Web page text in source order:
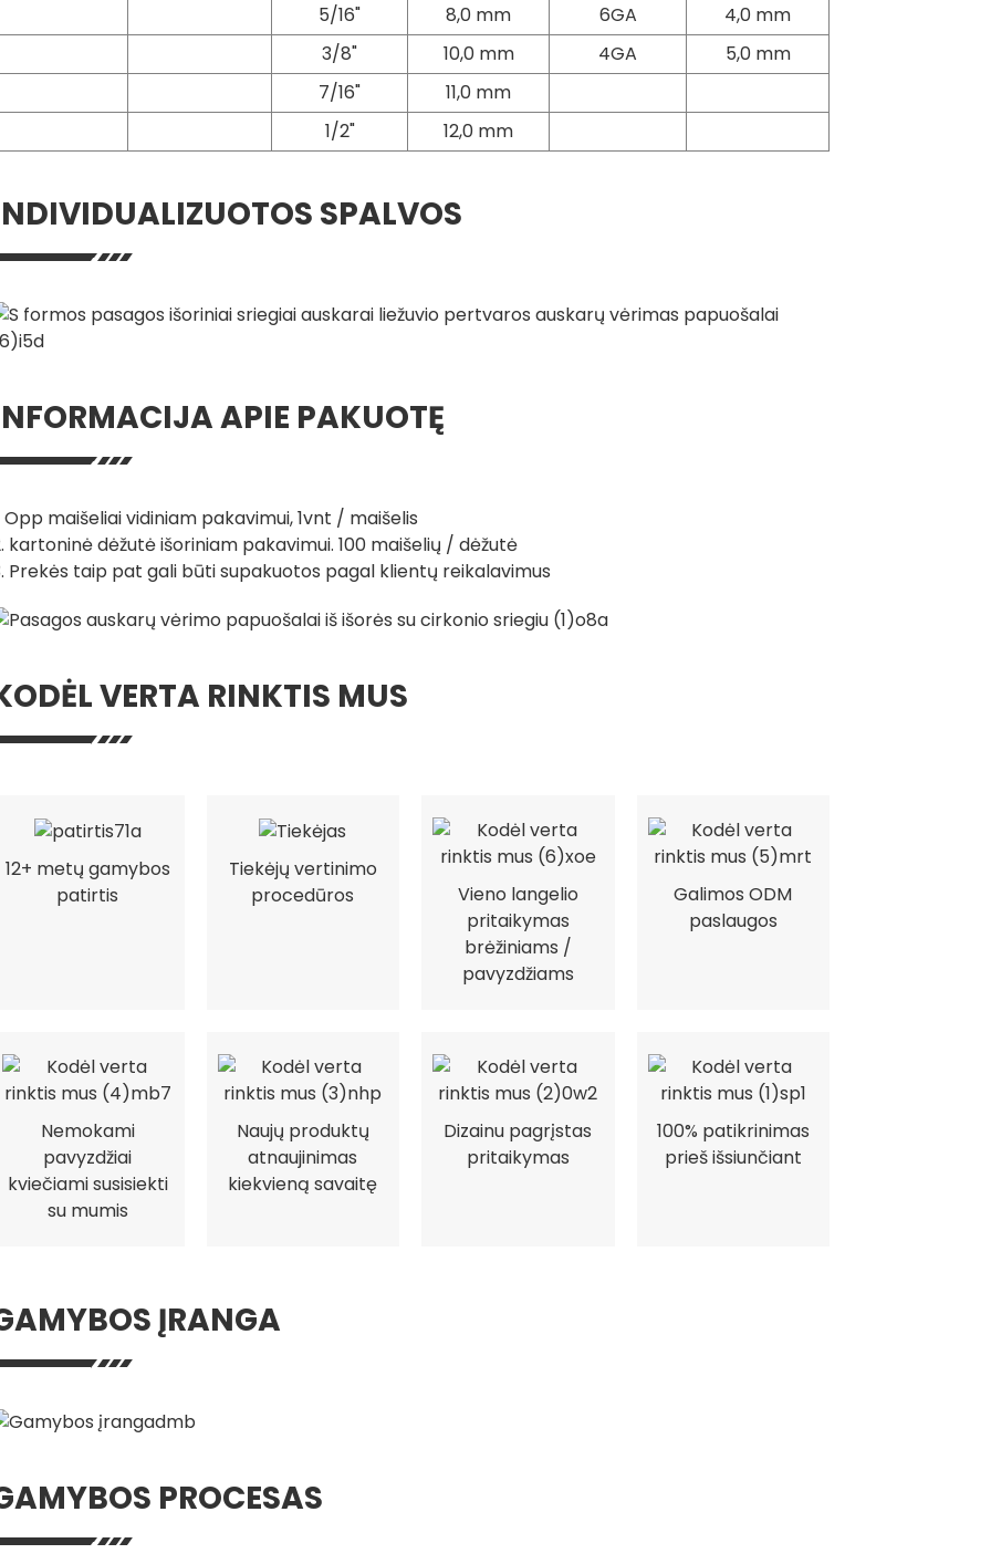
5/16"
8,0 mm 6GA
4,0 mm
3/8"
10,0 mm 4GA
5,0 mm
7/16"
11,0 mm
1/2"
12,0 mm
SPALVOS
APIE PAKUOTĘ
Opp maišeliai vidiniam pakavimui, 1vnt / maišelis
kartoninė dėžutė išoriniam pakavimui. 100 maišelių / dėžutė
Prekės taip pat gali būti supakuotos pagal klientų reikalavimus
VERTA RINKTIS MUS
12+ metų gamybos
patirtis
Tiekėjų vertinimo
procedūros
Vieno langelio
pritaikymas
brėžiniams /
pavyzdžiams
Galimos ODM
paslaugos
Nemokami
pavyzdžiai
kviečiami susisiekti
su mumis
Naujų produktų
atnaujinimas
kiekvieną savaitę
Dizainu pagrįstas
pritaikymas
100% patikrinimas
prieš išsiunčiant
ĮRANGA
PROCESAS